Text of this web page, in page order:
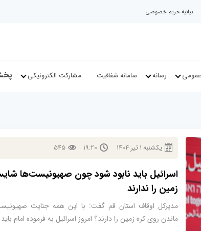
بیانیه حریم خصوصی
عمومی رسانه سامانه شفافیت مشارکت الکترونیکی
يكشنبه1تير 1404
19:20
545
اسرائیل باید نابود شود چون صهیونیست‌ها
زمین را ندارند
مدیرکل اوقاف استان قم گفت: با این همه جنایت
ماندن روی کره زمین را دارند؟ امروز اسرائیل به فرموده امام